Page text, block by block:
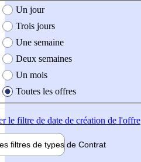
création de l'offre
Un jour
Trois jours
Une semaine
Deux semaines
Un mois
Toutes les offres
le filtre de date de création de l'offre
filtres de types de Contrat